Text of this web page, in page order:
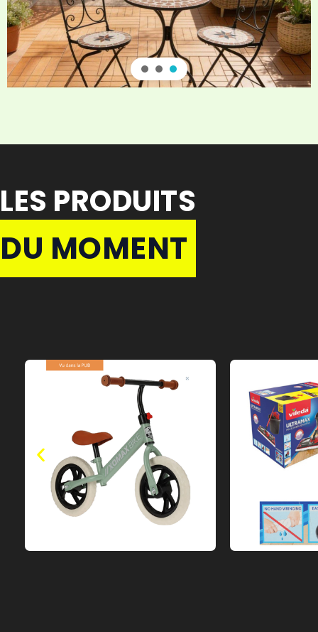
LES PRODUITS
DU MOMENT